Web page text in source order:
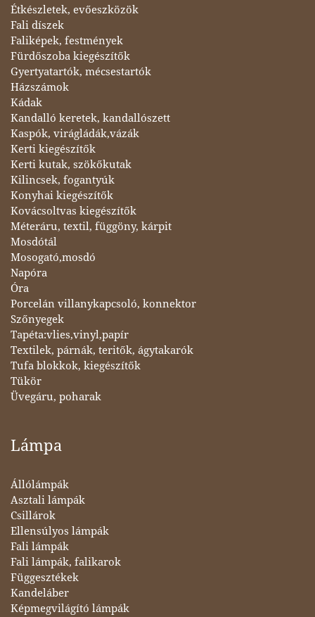
Étkészletek, evőeszközök
Fali díszek
Faliképek, festmények
Fürdőszoba kiegészítők
Gyertyatartók, mécsestartók
Házszámok
Kádak
Kandalló keretek, kandallószett
Kaspók, virágládák,vázák
Kerti kiegészítők
Kerti kutak, szökőkutak
Kilincsek, fogantyúk
Konyhai kiegészítők
Kovácsoltvas kiegészítők
Méteráru, textil, függöny, kárpit
Mosdótál
Mosogató,mosdó
Napóra
Óra
Porcelán villanykapcsoló, konnektor
Szőnyegek
Tapéta:vlies,vinyl,papír
Textilek, párnák, teritők, ágytakarók
Tufa blokkok, kiegészítők
Tükör
Üvegáru, poharak
Lámpa
Állólámpák
Asztali lámpák
Csillárok
Ellensúlyos lámpák
Fali lámpák
Fali lámpák, falikarok
Függesztékek
Kandeláber
Képmegvilágító lámpák